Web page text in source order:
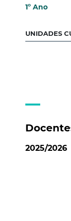
1º Ano
UNIDADES
2025/2026